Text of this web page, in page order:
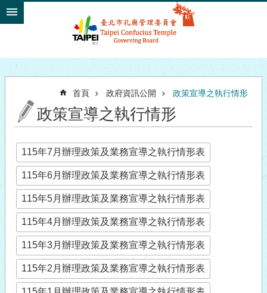
跳到主要內容區塊
首頁 政府資訊公開 政策宣導之執行情形
政策宣導之執行情形
115年7月辦理政策及業務宣導之執行情形表
115年6月辦理政策及業務宣導之執行情形表
115年5月辦理政策及業務宣導之執行情形表
115年4月辦理政策及業務宣導之執行情形表
115年3月辦理政策及業務宣導之執行情形表
115年2月辦理政策及業務宣導之執行情形表